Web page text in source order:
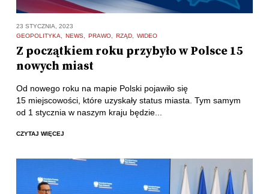
23 STYCZNIA, 2023
GEOPOLITYKA
NEWS PRAWO RZĄD WIDEO
Z początkiem roku przybyło w Polsce 15
nowych miast
Od nowego roku na mapie Polski pojawiło się
15 miejscowości, które uzyskały status miasta. Tym samym
od 1 stycznia w naszym kraju będzie...
CZYTAJ WIĘCEJ